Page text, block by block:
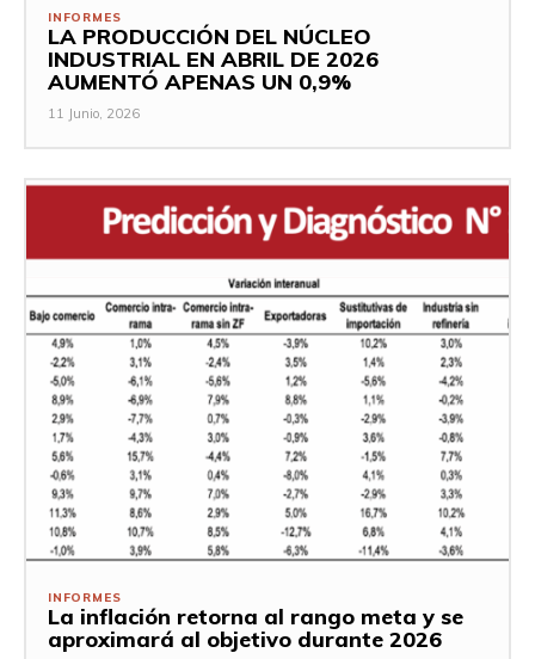
INFORMES
LA PRODUCCIÓN DEL NÚCLEO
INDUSTRIAL EN ABRIL DE 2026
AUMENTÓ APENAS UN 0,9%
11 Junio, 2026
INFORMES
La inflación retorna al rango meta y se
aproximará al objetivo durante 2026